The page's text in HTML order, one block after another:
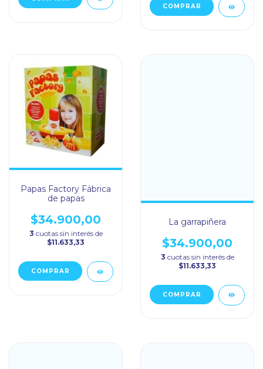
Papas Factory Fábrica
de papas
$34.900,00
3 cuotas sin interés de
$11.633,33
La garrapiñera
$34.900,00
3 cuotas sin interés de
$11.633,33